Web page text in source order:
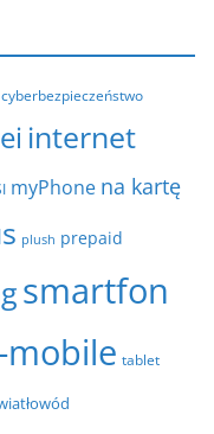
cyberbezpieczeństwo
internet
myPhone na kartę
plush prepaid
smartfon
tablet